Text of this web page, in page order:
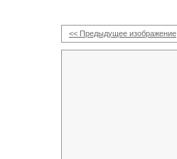
<< Предыдущее изображение